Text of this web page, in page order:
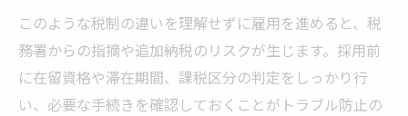
外国人雇用税制における免除制度の仕組み
を解説
外国人雇用で使える税金優遇制度のポイン
ト整理
このような税制の違いを理解せずに雇用を進めると、税
務署からの指摘や追加納税のリスクが生じます。採用前
に在留資格や滞在期間、課税区分の判定をしっかり行
い、必要な手続きを確認しておくことがトラブル防止の